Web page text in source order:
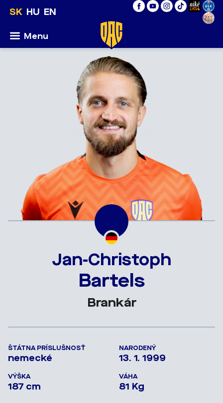
SK HU EN
Menu
Jan-Christoph
Bartels
Brankár
ŠTÁTNA PRÍSLUŠNOSŤ
nemecké
NARODENÝ
13. 1. 1999
VÝŠKA
187 cm
VÁHA
81 Kg